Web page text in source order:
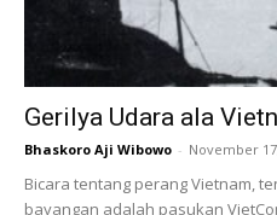
Gerilya Udara ala
Bhaskoro Aji Wibowo - November
Bicara tentang perang Vietnam,
bayangan adalah pasukan